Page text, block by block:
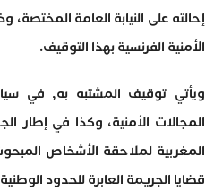
إحالته على النيابة العامة
الأمنية الفرنسية بهذا التوقيف.
ويأتي توقيف المشتبه به, في
المجالات الأمنية، وكذا في إطار
المغربية لملاحقة الأشخاص
قضايا الجريمة العابرة للحدود